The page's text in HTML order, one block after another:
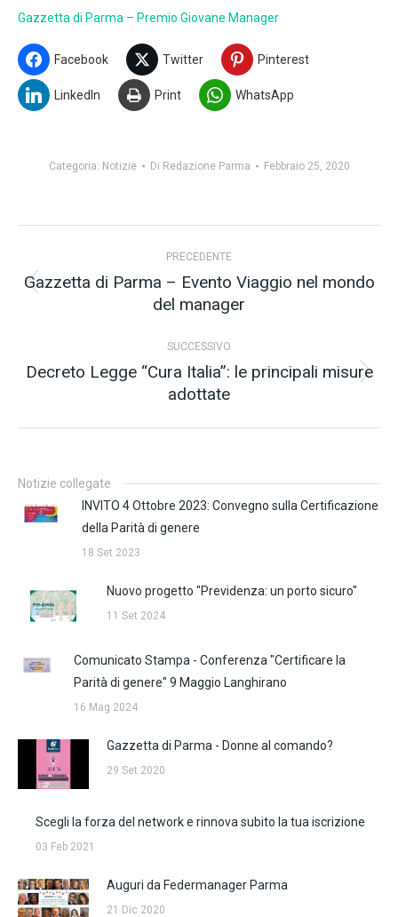
Gazzetta di Parma – Premio Giovane Manager
Facebook Twitter Pinterest
LinkedIn Print WhatsApp
Categoria: Notizie Di Redazione Parma Febbraio 25, 2020
tra
post
PRECEDENTE
Post
precedente:
Gazzetta di Parma – Evento Viaggio nel mondo
del manager
SUCCESSIVO
Prossimo
post:
Decreto Legge “Cura Italia”: le principali misure
adottate
Notizie collegate
INVITO 4 Ottobre 2023: Convegno sulla Certificazione
della Parità di genere
18 Set 2023
Nuovo progetto "Previdenza: un porto sicuro"
11 Set 2024
Comunicato Stampa - Conferenza "Certificare la
Parità di genere" 9 Maggio Langhirano
16 Mag 2024
Gazzetta di Parma - Donne al comando?
29 Set 2020
Scegli la forza del network e rinnova subito la tua iscrizione
03 Feb 2021
Auguri da Federmanager Parma
21 Dic 2020